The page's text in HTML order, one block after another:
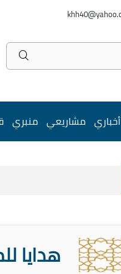
أخباري مشاريعي منبري
هدايا